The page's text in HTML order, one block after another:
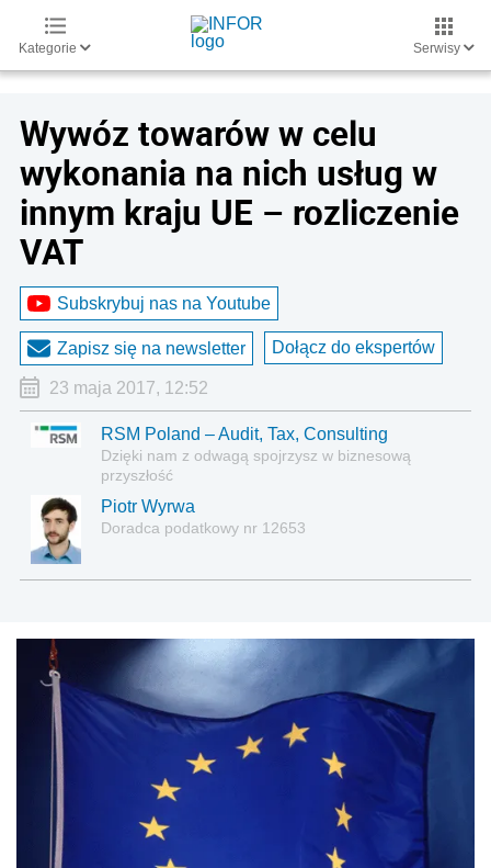
Kategorie Serwisy
Wywóz towarów w celu
wykonania na nich usług w
innym kraju UE – rozliczenie
VAT
Subskrybuj nas na Youtube
Zapisz się na newsletter Dołącz do ekspertów
23 maja 2017, 12:52
RSM Poland – Audit, Tax, Consulting
Dzięki nam z odwagą spojrzysz w biznesową
przyszłość
Piotr Wyrwa
Doradca podatkowy nr 12653